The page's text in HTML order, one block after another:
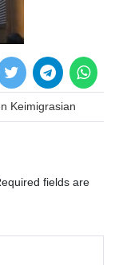
Keimigrasian
fields are